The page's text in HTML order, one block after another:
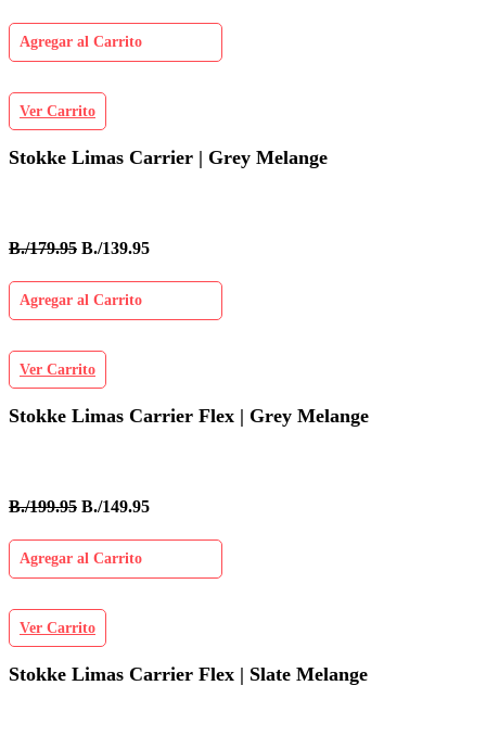
Agregar al Carrito
Ver Carrito
Stokke Limas Carrier | Grey Melange
B./179.95 B./139.95
Agregar al Carrito
Ver Carrito
Stokke Limas Carrier Flex | Grey Melange
B./199.95 B./149.95
Agregar al Carrito
Ver Carrito
Stokke Limas Carrier Flex | Slate Melange